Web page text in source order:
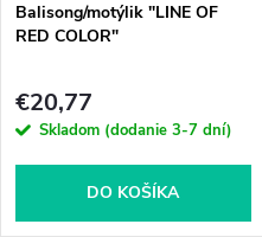
Balisong/motýlik "LINE OF
RED COLOR"
€20,77
Skladom (dodanie 3-7 dní)
DO KOŠÍKA